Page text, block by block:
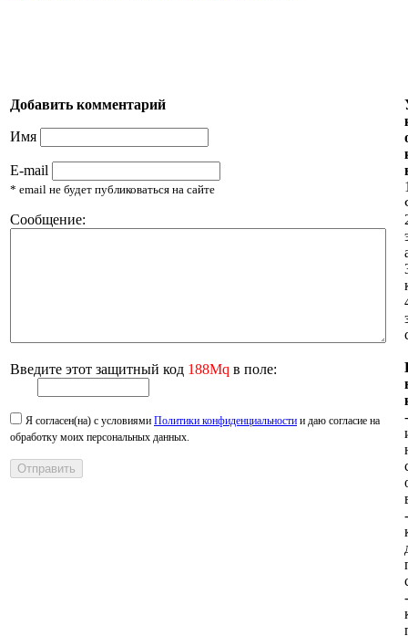
Добавить комментарий
Имя
E-mail
* email не будет публиковаться на сайте
Сообщение:
Введите этот защитный код 188Mq в поле:
Я согласен(на) с условиями Политики конфиденциальности и даю согласие на
обработку моих персональных данных.